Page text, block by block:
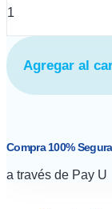
Agregar al
Compra 100% Segura
a través de Pay U